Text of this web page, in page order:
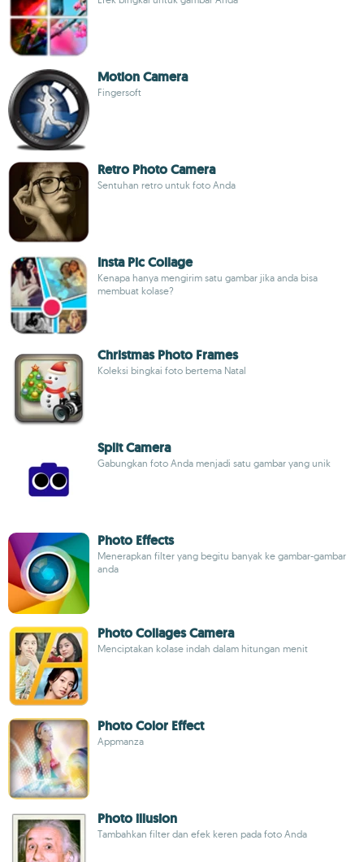
Motion Camera
Fingersoft
Retro Photo Camera
Sentuhan retro untuk foto Anda
Insta Pic Collage
Kenapa hanya mengirim satu gambar jika anda bisa
membuat kolase?
Christmas Photo Frames
Koleksi bingkai foto bertema Natal
Split Camera
Gabungkan foto Anda menjadi satu gambar yang unik
Photo Effects
Menerapkan filter yang begitu banyak ke gambar-gambar
anda
Photo Collages Camera
Menciptakan kolase indah dalam hitungan menit
Photo Color Effect
Appmanza
Photo illusion
Tambahkan filter dan efek keren pada foto Anda